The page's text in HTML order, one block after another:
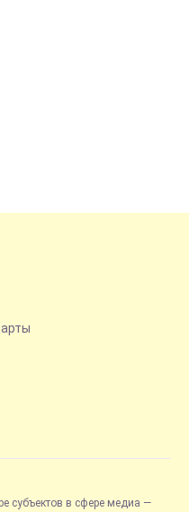
субъектов в сфере медиа —